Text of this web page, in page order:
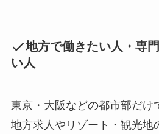
地方で働きたい人・専
い人
東京・大阪などの都市部だけ
地方求人やリゾート・観光地